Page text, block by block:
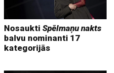
NosauktiSpēlmaņu nakts
balvu nominanti 17
kategorijās